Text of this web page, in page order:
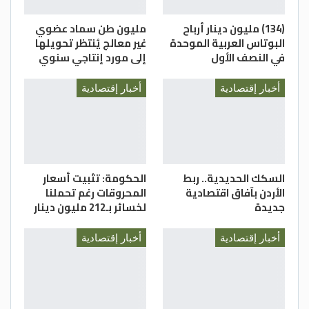
(134) مليون دينار أرباح
البوتاس العربية الموحدة
في النصف الأول
مليون طن سماد عضوي
غير معالج يُنتظر تحويلها
إلى مورد إنتاجي سنوي
أخبار إقتصادية
السكك الحديدية.. ربط
الأردن بآفاق اقتصادية
جديدة
أخبار إقتصادية
الحكومة: تثبيت أسعار
المحروقات رغم تحملنا
لخسائر بـ212 مليون دينار
أخبار إقتصادية أخبار إقتصادية